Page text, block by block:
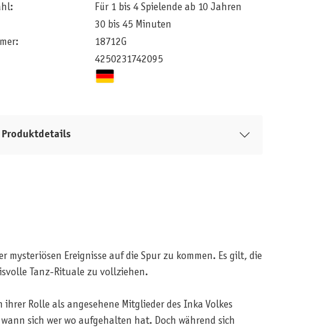
Für 1 bis 4 Spielende ab 10 Jahren
30 bis 45 Minuten
18712G
4250231742095
Produktdetails
mysteriösen Ereignisse auf die Spur zu kommen. Es gilt, die
Tanz-Rituale zu vollziehen.
Rolle als angesehene Mitglieder des Inka Volkes
sich wer wo aufgehalten hat. Doch während sich